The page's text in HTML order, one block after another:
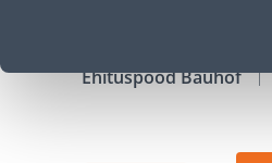
Ehituspood Bauhof